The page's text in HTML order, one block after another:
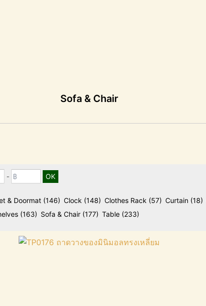
Sofa & Chair
-
& Doormat (146) Clock (148) Clothes Rack (57) Curtain (18)
(163) Sofa & Chair (177) Table (233)